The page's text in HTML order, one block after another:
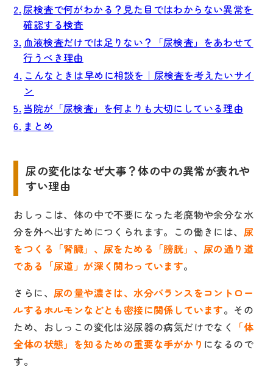
尿検査で何がわかる？見た目ではわからない異常を
確認する検査
血液検査だけでは足りない？「尿検査」をあわせて
行うべき理由
こんなときは早めに相談を｜尿検査を考えたいサイ
ン
当院が「尿検査」を何よりも大切にしている理由
まとめ
尿の変化はなぜ大事？体の中の異常が表れや
すい理由
おしっこは、体の中で不要になった老廃物や余分な水
分を外へ出すためにつくられます。この働きには、 尿
をつくる「腎臓」、尿をためる「膀胱」、尿の通り道
である「尿道」が深く関わっています。
さらに、 尿の量や濃さは、水分バランスをコントロー
ルするホルモンなどとも密接に関係しています。その
ため、おしっこの変化は泌尿器の病気だけでなく
「体
全体の状態」を知るための重要な手がかり になるので
す。